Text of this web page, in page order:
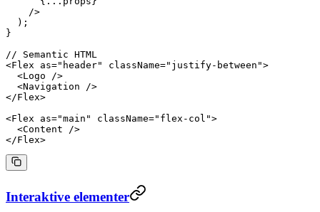
    />
  );
}
// Semantic HTML
<Flex as="header" className="justify-between">
  <
Logo />
  <
Navigation />
</Flex>
<Flex as="main" className="flex-col">
  <
Content />
</Flex>
Interaktive elementer